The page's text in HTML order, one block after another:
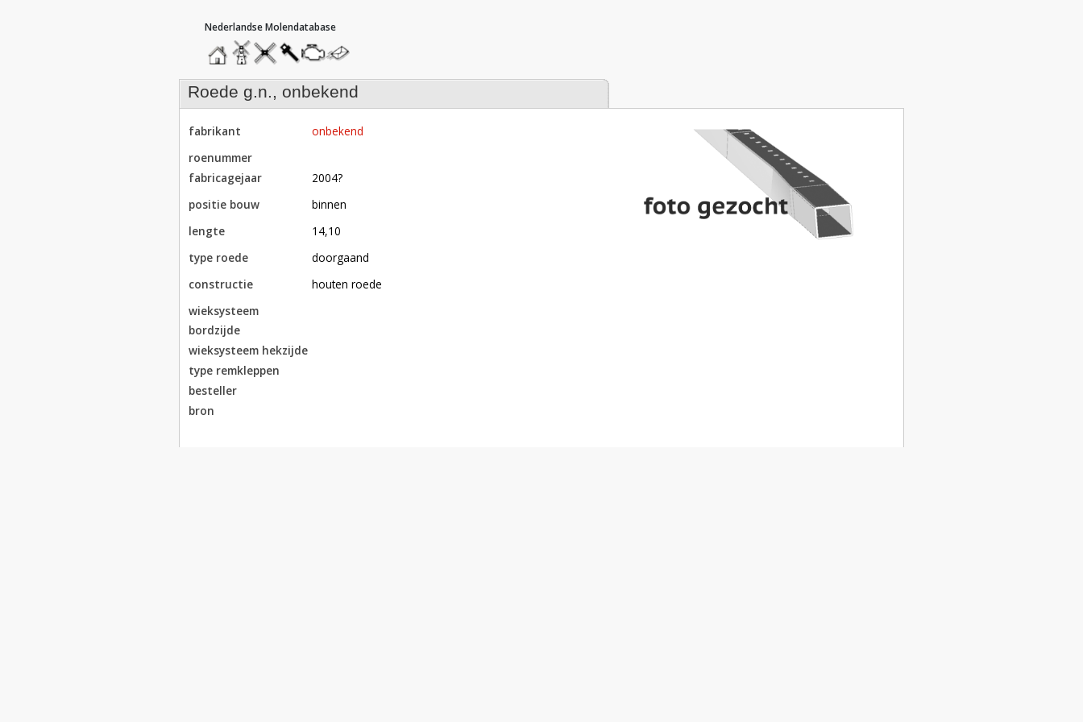
hoofdmenu
homemolendatabase
roedendatabase
assendatabase
motorendatabase
stuur
een
bericht
roede g.n., onbekend
fabrikant
onbekend
roenummer
fabricagejaar
2004?
positie bouw
binnen
lengte
14,10
type roede
doorgaand
constructie
houten roede
wieksysteem
bordzijde
wieksysteem hekzijde
type remkleppen
besteller
bron